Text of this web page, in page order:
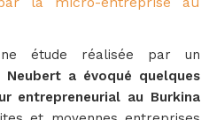
étude réalisée par un
Neubert a évoqué quelques
entrepreneurial au Burkina